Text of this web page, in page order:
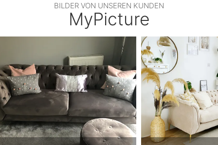
BILDER VON UNSEREN KUNDEN
MyPicture